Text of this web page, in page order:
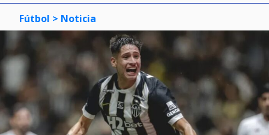
Fútbol > Noticia